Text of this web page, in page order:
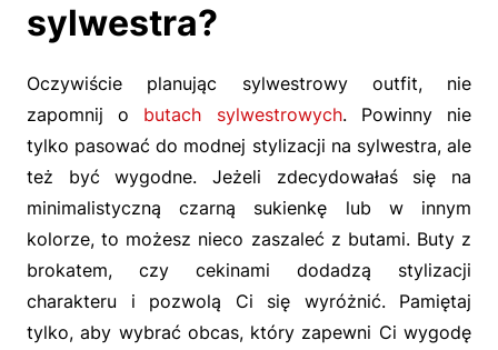
sylwestra?
Oczywiście planując sylwestrowy outfit, nie
zapomnij o butach sylwestrowych. Powinny nie
tylko pasować do modnej stylizacji na sylwestra, ale
też być wygodne. Jeżeli zdecydowałaś się na
minimalistyczną czarną sukienkę lub w innym
kolorze, to możesz nieco zaszaleć z butami. Buty z
brokatem, czy cekinami dodadzą stylizacji
charakteru i pozwolą Ci się wyróżnić. Pamiętaj
tylko, aby wybrać obcas, który zapewni Ci wygodę